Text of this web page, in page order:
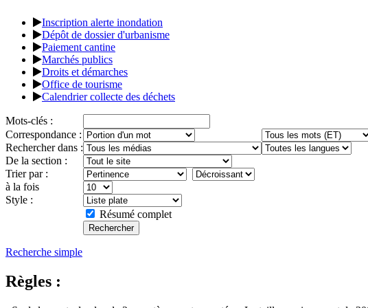
Inscription alerte inondation
Dépôt de dossier d'urbanisme
Paiement cantine
Marchés publics
Droits et démarches
Office de tourisme
Calendrier collecte des déchets
Mots-clés :
Correspondance :
Rechercher dans :
De la section :
Trier par :
à la fois
Style :
Résumé complet
Recherche simple
Règles :